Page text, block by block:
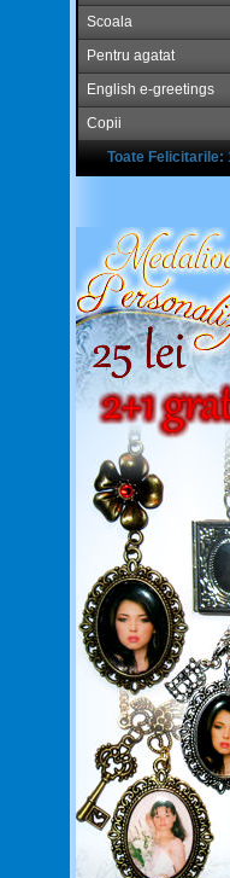
Scoala
Pentru agatat
English e-greetings
Copii
Toate Felicitarile: